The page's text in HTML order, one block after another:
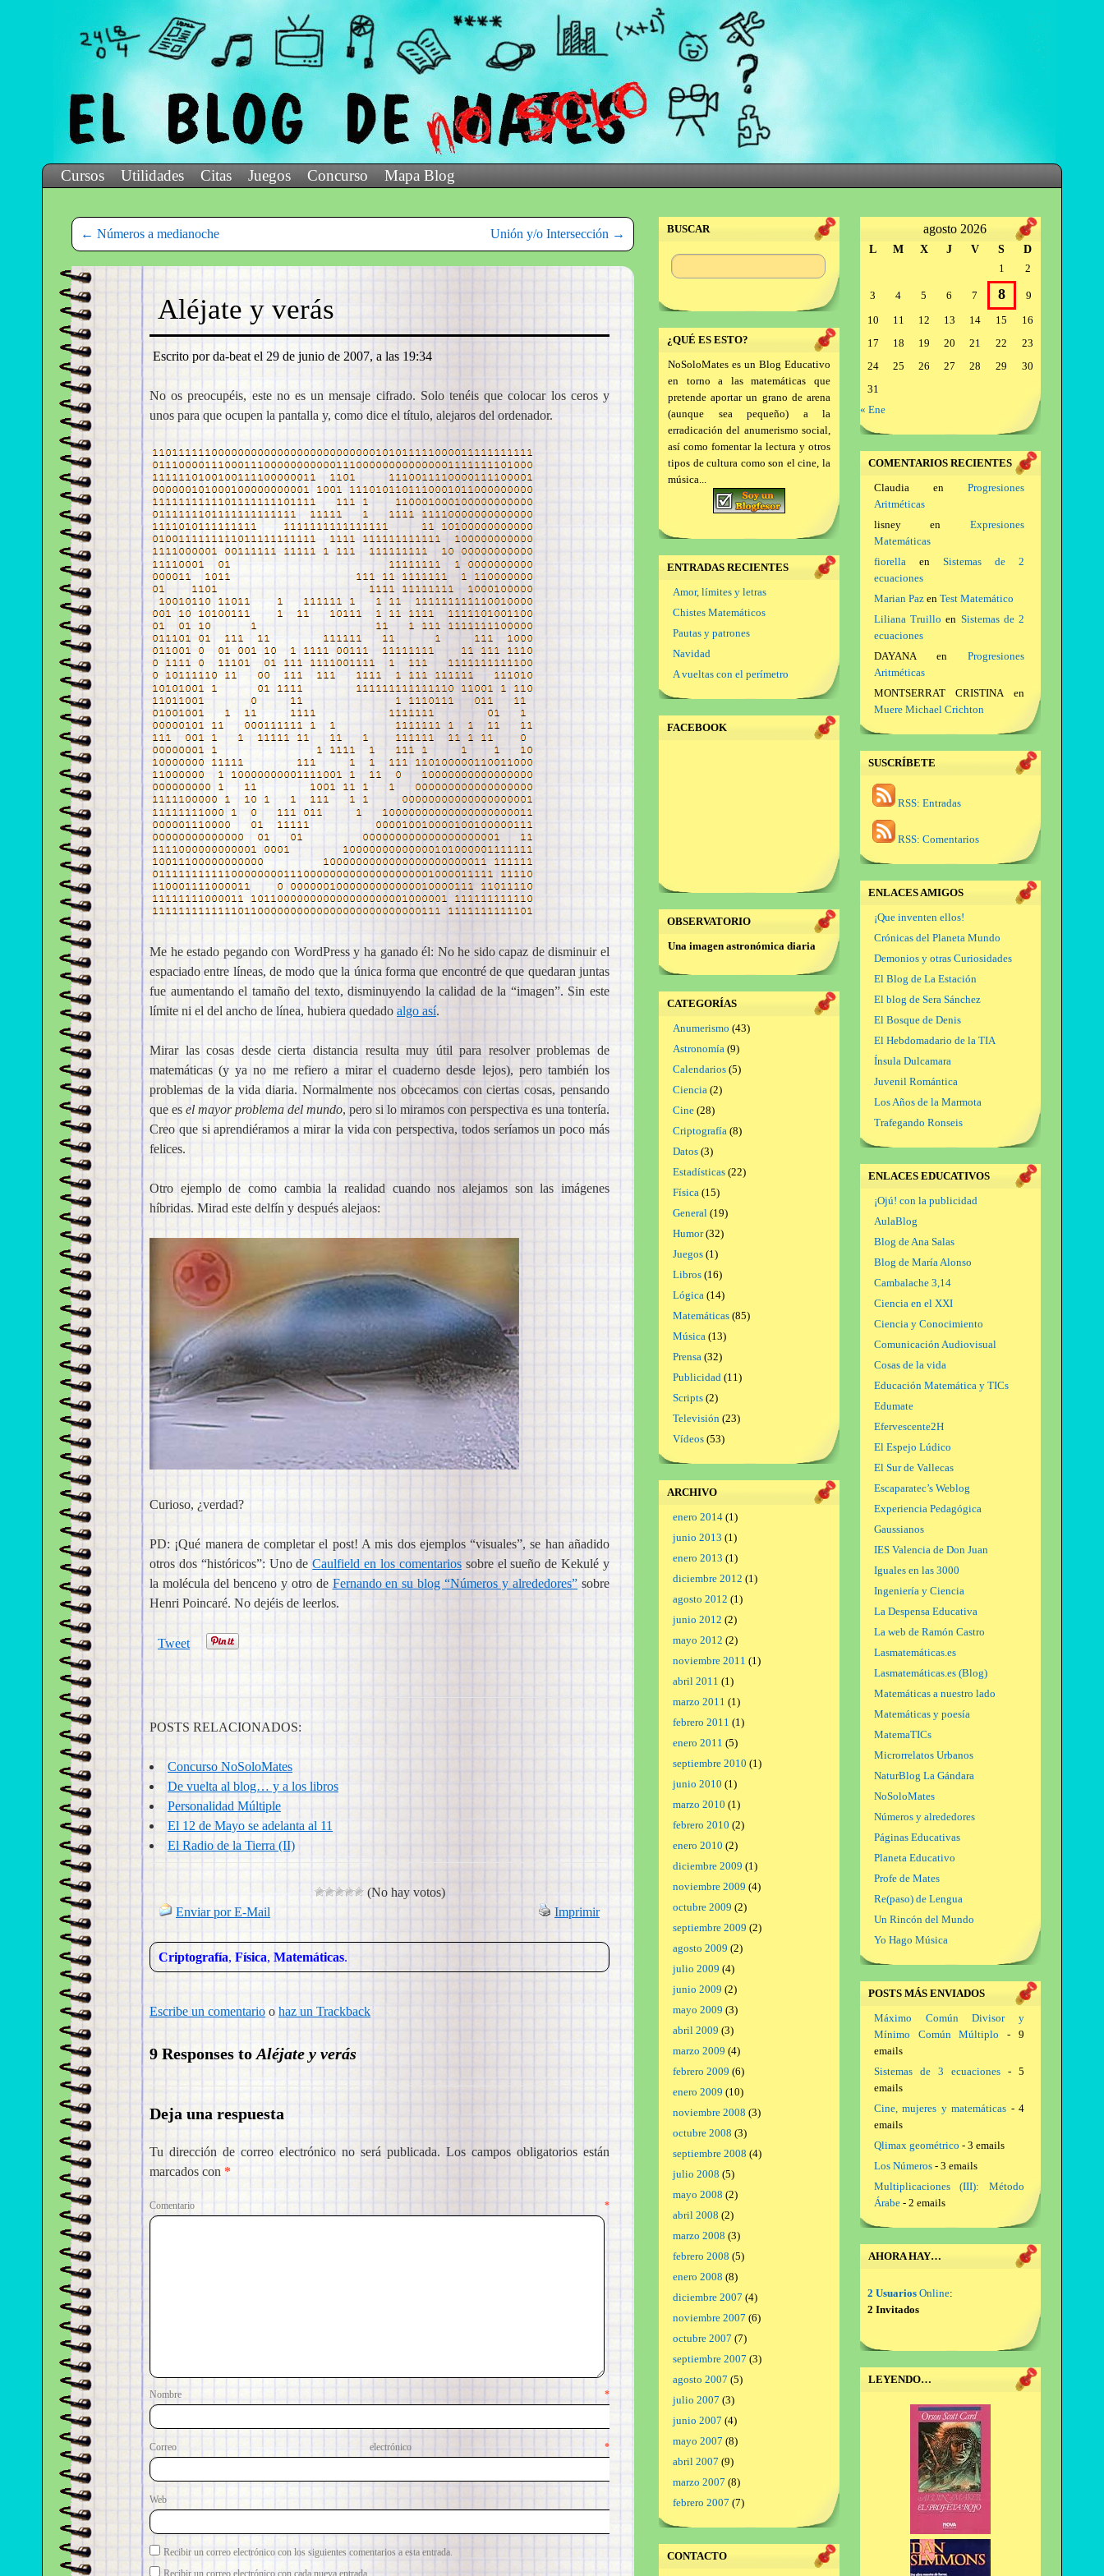
Cursos Utilidades Citas Juegos Concurso Mapa Blog
← Números a medianoche Unión y/o Intersección →
Aléjate y verás
Escrito por da-beat el 29 de junio de 2007, a las 19:34
No os preocupéis, este no es un mensaje cifrado. Solo tenéis que colocar los ceros y
unos para que ocupen la pantalla y, como dice el título, alejaros del ordenador.
Me he estado pegando con WordPress y ha ganado él: No he sido capaz de disminuir el
espaciado entre líneas, de modo que la única forma que encontré de que quedaran juntas
fue aumentando el tamaño del texto, disminuyendo la calidad de la “imagen”. Sin este
límite ni el del ancho de línea, hubiera quedado algo así.
Mirar las cosas desde cierta distancia resulta muy útil para resolver problemas de
matemáticas (y ya no me refiero a mirar el cuaderno desde lejos), pero también los
problemas de la vida diaria. Normalmente nos obcecamos con ciertas cosas, pensando
que es el mayor problema del mundo, pero si lo miramos con perspectiva es una tontería.
Creo que si aprendiéramos a mirar la vida con perspectiva, todos seríamos un poco más
felices.
Otro ejemplo de como cambia la realidad cuando nos alejamos son las imágenes
híbridas. Mirad este delfín y después alejaos:
Curioso, ¿verdad?
PD: ¡Qué manera de completar el post! A mis dos ejemplos “visuales”, se han añadido
otros dos “históricos”: Uno deCaulfield en los comentariossobre el sueño de Kekulé y
la molécula del benceno y otro de Fernando en su blog “Números y alrededores” sobre
Henri Poincaré. No dejéis de leerlos.
Tweet
POSTS RELACIONADOS:
Concurso NoSoloMates
De vuelta al blog… y a los libros
Personalidad Múltiple
El 12 de Mayo se adelanta al 11
El Radio de la Tierra (II)
(No hay votos)
Enviar por E-Mail
Imprimir
Criptografía, Física, Matemáticas.
Escribe un comentario o haz un Trackback
9 Responses to Aléjate y verás
Deja una respuesta
Tu dirección de correo electrónico no será publicada. Los campos obligatorios están
marcados con *
Comentario *
Nombre *
Correo electrónico *
Web
Recibir un correo electrónico con los siguientes comentarios a esta entrada.
Recibir un correo electrónico con cada nueva entrada.
BUSCAR
¿QUÉ ES ESTO?
NoSoloMates es un Blog Educativo
en torno a las matemáticas que
pretende aportar un grano de arena
(aunque sea pequeño) a la
erradicación del anumerismo social,
así como fomentar la lectura y otros
tipos de cultura como son el cine, la
música...
ENTRADAS RECIENTES
Amor, límites y letras
Chistes Matemáticos
Pautas y patrones
Navidad
A vueltas con el perímetro
FACEBOOK
OBSERVATORIO
Una imagen astronómica diaria
CATEGORÍAS
Anumerismo (43)
Astronomía(9)
Calendarios(5)
Ciencia(2)
Cine(28)
Criptografía(8)
Datos(3)
Estadísticas(22)
Física(15)
General(19)
Humor(32)
Juegos(1)
Libros(16)
Lógica(14)
Matemáticas(85)
Música(13)
Prensa(32)
Publicidad(11)
Scripts(2)
Televisión(23)
Vídeos(53)
ARCHIVO
enero 2014(1)
junio 2013 (1)
enero 2013 (1)
diciembre 2012 (1)
agosto 2012 (1)
junio 2012 (2)
mayo 2012 (2)
noviembre 2011 (1)
abril 2011 (1)
marzo 2011 (1)
febrero 2011 (1)
enero 2011 (5)
septiembre 2010 (1)
junio 2010 (1)
marzo 2010 (1)
febrero 2010 (2)
enero 2010 (2)
diciembre 2009 (1)
noviembre 2009 (4)
octubre 2009 (2)
septiembre 2009 (2)
agosto 2009 (2)
julio 2009 (4)
junio 2009 (2)
mayo 2009 (3)
abril 2009 (3)
marzo 2009 (4)
febrero 2009 (6)
enero 2009 (10)
noviembre 2008 (3)
octubre 2008 (3)
septiembre 2008 (4)
julio 2008 (5)
mayo 2008 (2)
abril 2008 (2)
marzo 2008 (3)
febrero 2008 (5)
enero 2008 (8)
diciembre 2007 (4)
noviembre 2007 (6)
octubre 2007 (7)
septiembre 2007 (3)
agosto 2007 (5)
julio 2007 (3)
junio 2007 (4)
mayo 2007 (8)
abril 2007 (9)
marzo 2007 (8)
febrero 2007 (7)
CONTACTO
agosto 2026
L M X J V S
D
1
2
3 4 5 6 7 8
9
10
11 12 13 14 15
16
17
18 19 20 21 22
23
24
25 26 27 28 29
30
31
« Ene
COMENTARIOS RECIENTES
Claudiaen Progresiones
Aritméticas
lisneyen Expresiones
Matemáticas
fiorellaen Sistemas de 2
ecuaciones
Marian Pazen Test Matemático
Liliana Truillo en Sistemas de 2
ecuaciones
DAYANAen Progresiones
Aritméticas
MONTSERRAT CRISTINAen
Muere Michael Crichton
SUSCRÍBETE
RSS: Entradas
RSS: Comentarios
ENLACES AMIGOS
¡Que inventen ellos!
Crónicas del Planeta Mundo
Demonios y otras Curiosidades
El Blog de La Estación
El blog de Sera Sánchez
El Bosque de Denis
El Hebdomadario de la TIA
Ínsula Dulcamara
Juvenil Romántica
Los Años de la Marmota
Trafegando Ronseis
ENLACES EDUCATIVOS
¡Ojú! con la publicidad
AulaBlog
Blog de Ana Salas
Blog de María Alonso
Cambalache 3,14
Ciencia en el XXI
Ciencia y Conocimiento
Comunicación Audiovisual
Cosas de la vida
Educación Matemática y TICs
Edumate
Efervescente2H
El Espejo Lúdico
El Sur de Vallecas
Escaparatec’s Weblog
Experiencia Pedagógica
Gaussianos
IES Valencia de Don Juan
Iguales en las 3000
Ingeniería y Ciencia
La Despensa Educativa
La web de Ramón Castro
Lasmatemáticas.es
Lasmatemáticas.es (Blog)
Matemáticas a nuestro lado
Matemáticas y poesía
MatemaTICs
Microrrelatos Urbanos
NaturBlog La Gándara
NoSoloMates
Números y alrededores
Páginas Educativas
Planeta Educativo
Profe de Mates
Re(paso) de Lengua
Un Rincón del Mundo
Yo Hago Música
POSTS MÁS ENVIADOS
Máximo Común Divisor y
Mínimo Común Múltiplo - 9
emails
Sistemas de 3 ecuaciones- 5
emails
Cine, mujeres y matemáticas - 4
emails
Qlimax geométrico - 3 emails
Los Números- 3 emails
Multiplicaciones (III): Método
Árabe- 2 emails
AHORA HAY…
2 Usuarios Online:
2 Invitados
LEYENDO…